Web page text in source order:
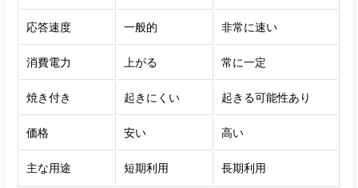
応答速度 一般的 非常に速い
消費電力 上がる 常に一定
焼き付き 起きにくい 起きる可能性あり
価格 安い 高い
主な用途 短期利用 長期利用